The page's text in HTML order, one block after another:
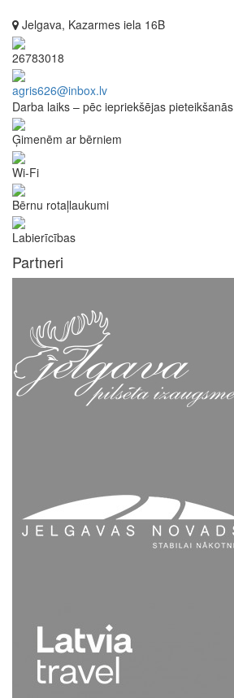
Jelgava, Kazarmes iela 16B
26783018
agris626@inbox.lv
Darba laiks – pēc iepriekšējas pieteikšanās
Ģimenēm ar bērniem
Wi-Fi
Bērnu rotaļlaukumi
Labierīcības
Partneri